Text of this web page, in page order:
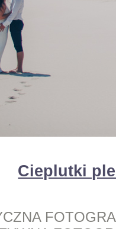
Cieplutki